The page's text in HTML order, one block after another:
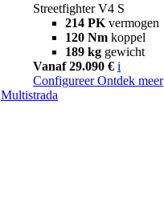
Streetfighter V4 S
214 PK vermogen
120 Nm koppel
189 kg gewicht
Vanaf 29.090 € i
Configureer Ontdek meer
Multistrada